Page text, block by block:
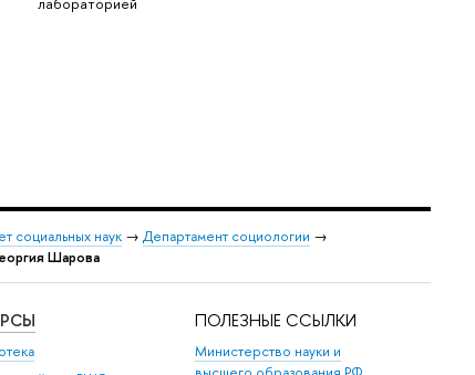
социальных наук → Департамент социологии →
Шарова
ПОЛЕЗНЫЕ ССЫЛКИ
Министерство науки и